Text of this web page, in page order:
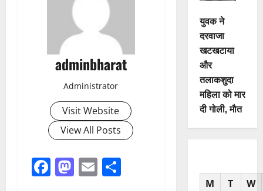
adminbharat
Administrator
Visit Website
View All Posts
Facebook
Mastodon
Email
युवक ने
दरवाजा
खटखटाया
और
तलाकशुदा
महिला को मार
दी गोली, माैत
M T W